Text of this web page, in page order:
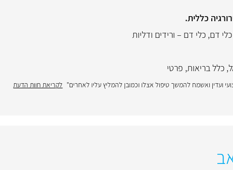
כללית.
כלי דם, כלי דם – ורידים ודליות
, כלל בריאות, פרטי
ועדין ואשמח להמשך טיפול אצלו וכמובן להמליץ עליו לאחרים" לקריאת חוות הדעת